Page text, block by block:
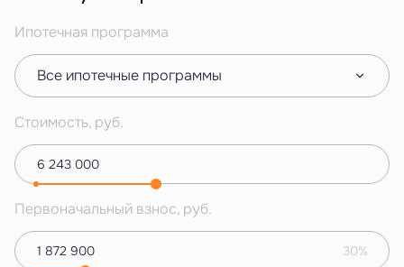
Ипотечная программа
Все ипотечные программы
Стоимость, руб.
Первоначальный взнос, руб.
30%